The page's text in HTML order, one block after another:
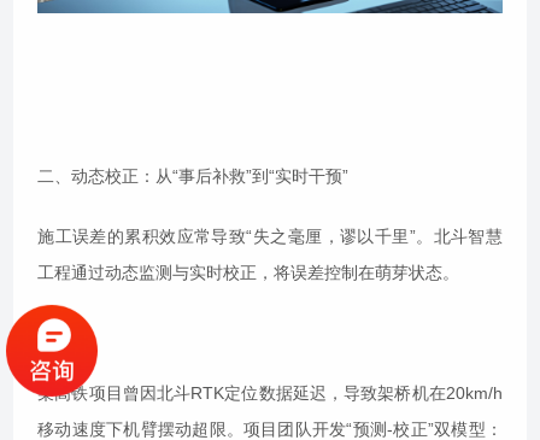
二、动态校正：从“事后补救”到“实时干预”
施工误差的累积效应常导致“失之毫厘，谬以千里”。北斗智慧
工程通过动态监测与实时校正，将误差控制在萌芽状态。
某高铁项目曾因北斗RTK定位数据延迟，导致架桥机在20km/h
移动速度下机臂摆动超限。项目团队开发“预测-校正”双模型：